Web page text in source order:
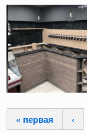
« первая ‹